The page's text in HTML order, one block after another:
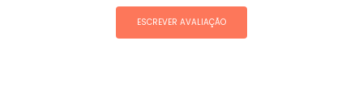
ESCREVER AVALIAÇÃO